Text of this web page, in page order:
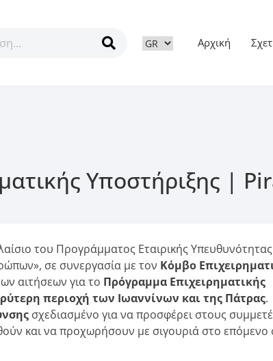
Αρχική
Υποστήριξης |
του Προγράμματος Εταιρικής
σε συνεργασία με τον Κόμβο
αιτήσεων για το Πρόγραμμα Επιχειρηματικής
περιοχή των Ιωαννίνων και της Πάτρας.
σχεδιασμένο για να προσφέρει στους
και να προχωρήσουν με σιγουριά στο επόμενο